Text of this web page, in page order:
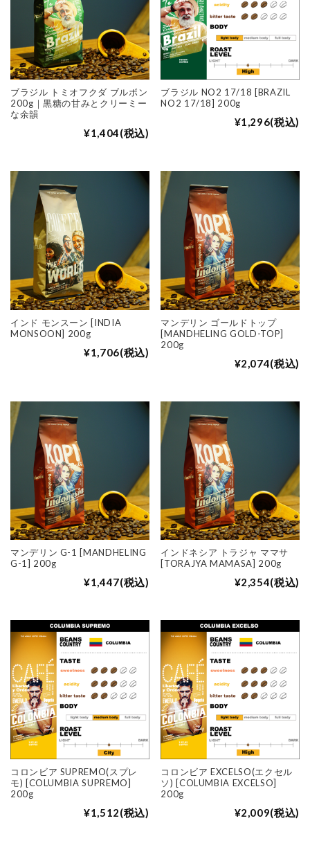
ブラジル トミオフクダ ブルボン
200g｜黒糖の甘みとクリーミー
な余韻
¥1,404(税込)
ブラジル NO2 17/18 [BRAZIL
NO2 17/18] 200g
¥1,296(税込)
インド モンスーン [INDIA
MONSOON] 200g
¥1,706(税込)
マンデリン ゴールドトップ
[MANDHELING GOLD-TOP]
200g
¥2,074(税込)
マンデリン G-1 [MANDHELING
G-1] 200g
¥1,447(税込)
インドネシア トラジャ ママサ
[TORAJYA MAMASA] 200g
¥2,354(税込)
コロンビア SUPREMO(スプレ
モ) [COLUMBIA SUPREMO]
200g
¥1,512(税込)
コロンビア EXCELSO(エクセル
ソ) [COLUMBIA EXCELSO]
200g
¥2,009(税込)